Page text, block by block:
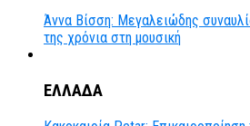
Άννα Βίσση: Μεγαλειώδης
της χρόνια στη μουσική
ΕΛΛΑΔΑ